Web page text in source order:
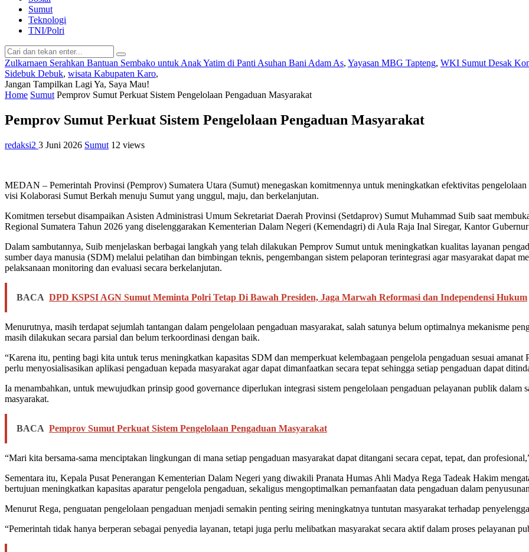
Sumut
Teknologi
TNI/Polri
Zulkarnaen Serahkan Bantuan Sembako untuk Anak Yatim di Panti Asuhan Bani Adam As, Yayasan MBG Tapteng, WKI Sumut Desak
Sidebuk Debuk, wisata Kabupaten Karo,
Jangan Tampilkan Lagi Ya, Saya Mau!
Home Sumut Pemprov Sumut Perkuat Sistem Pengelolaan Pengaduan Masyarakat
Pemprov Sumut Perkuat Sistem Pengelolaan Pengaduan Masyarakat
redaksi2 3 Juni 2026 Sumut 12 views
MEDAN – Pemerintah Provinsi (Pemprov) Sumatera Utara (Sumut) menegaskan komitmennya untuk meningkatkan efektivitas
visi Kolaborasi Sumut Berkah menuju Sumut yang unggul, maju, dan berkelanjutan.
Komitmen tersebut disampaikan Asisten Administrasi Umum Sekretariat Daerah Provinsi (Setdaprov) Sumut Muhammad Suib saat
Regional Sumatera Tahun 2026 yang diselenggarakan Kementerian Dalam Negeri (Kemendagri) di Aula Raja Inal Siregar, Kantor
Dalam sambutannya, Suib menjelaskan berbagai langkah yang telah dilakukan Pemprov Sumut untuk meningkatkan kualitas layanan
sumber daya manusia (SDM) melalui pelatihan dan bimbingan teknis, pengembangan sistem pelaporan terintegrasi agar masyarakat dapat
pelaksanaan monitoring dan evaluasi secara berkelanjutan.
BACA DPD KSPSI AGN Sumut Meminta Polri Tetap Di Bawah Presiden, Jaga Marwah Reformasi dan Independensi Hukum
Menurutnya, masih terdapat sejumlah tantangan dalam pengelolaan pengaduan masyarakat, salah satunya belum optimalnya mekanisme
masih dilakukan secara parsial dan belum terkoordinasi dengan baik.
“Karena itu, penting bagi kita untuk terus meningkatkan kapasitas SDM dan memperkuat kelembagaan pengelola pengaduan sesuai
perlu menyosialisasikan aplikasi pengaduan kepada masyarakat agar dapat dimanfaatkan secara tepat sehingga setiap pengaduan dapat
Ia menambahkan, untuk mewujudkan prinsip good governance diperlukan integrasi sistem pengelolaan pengaduan pelayanan publik
masyarakat.
BACA Pemprov Sumut Perkuat Sistem Pengelolaan Pengaduan Masyarakat
“Mari kita bersama-sama menciptakan lingkungan di mana setiap pengaduan masyarakat dapat ditangani secara cepat, tepat, dan
Sementara itu, Kepala Pusat Penerangan Kementerian Dalam Negeri yang diwakili Pranata Humas Ahli Madya Rega Tadeak Hakim
bertujuan meningkatkan kapasitas aparatur pengelola pengaduan, sekaligus mengoptimalkan pemanfaatan data pengaduan dalam
Menurut Rega, penguatan pengelolaan pengaduan menjadi semakin penting seiring meningkatnya tuntutan masyarakat terhadap
“Pemerintah tidak hanya berperan sebagai penyedia layanan, tetapi juga perlu melibatkan masyarakat secara aktif dalam proses pelayanan